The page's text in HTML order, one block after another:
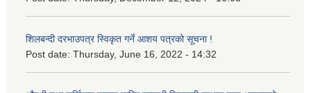
शिलबन्दी दरभाउपत्र स्विकृत गर्ने आशय पत्रको सूचना !
Post date: Thursday, June 16, 2022 - 14:32